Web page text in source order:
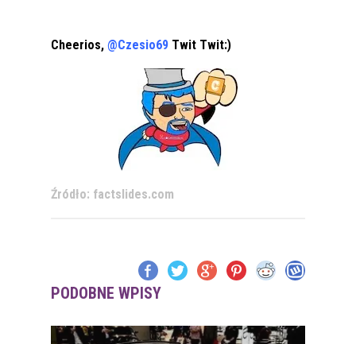
Cheerios, @Czesio69 Twit Twit:)
Źródło: factslides.com
PODOBNE WPISY